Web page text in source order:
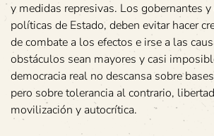
y medidas represivas. Los gobernantes
políticas de Estado, deben evitar hacer
de combate a los efectos e irse a las
obstáculos sean mayores y casi
democracia real no descansa sobre
pero sobre tolerancia al contrario,
movilización y autocrítica.